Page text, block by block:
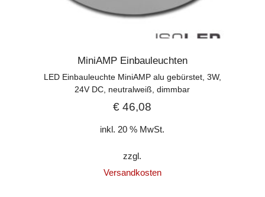
MiniAMP Einbauleuchten
LED Einbauleuchte MiniAMP alu gebürstet, 3W,
24V DC, neutralweiß, dimmbar
€ 46,08
inkl. 20 % MwSt.
zzgl.
Versandkosten